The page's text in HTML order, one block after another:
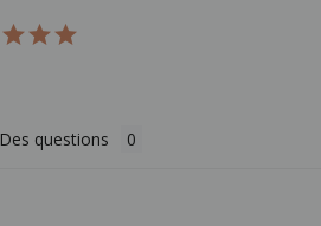
Des questions